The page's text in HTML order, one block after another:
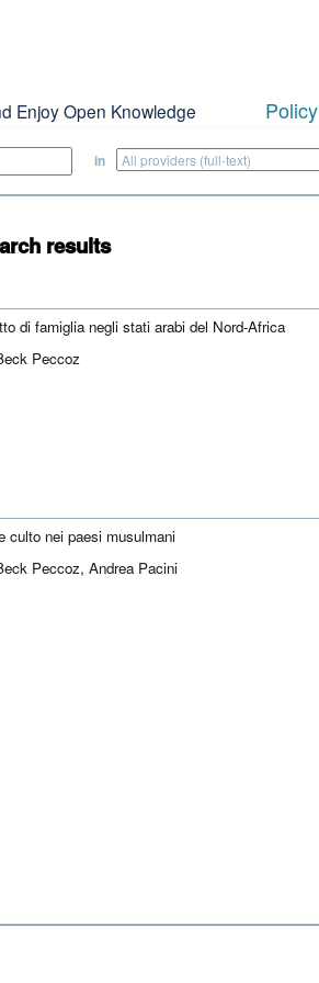
Enjoy Open Knowledge Policy
in
results
di famiglia negli stati arabi del Nord-Africa
Peccoz
culto nei paesi musulmani
Peccoz, Andrea Pacini